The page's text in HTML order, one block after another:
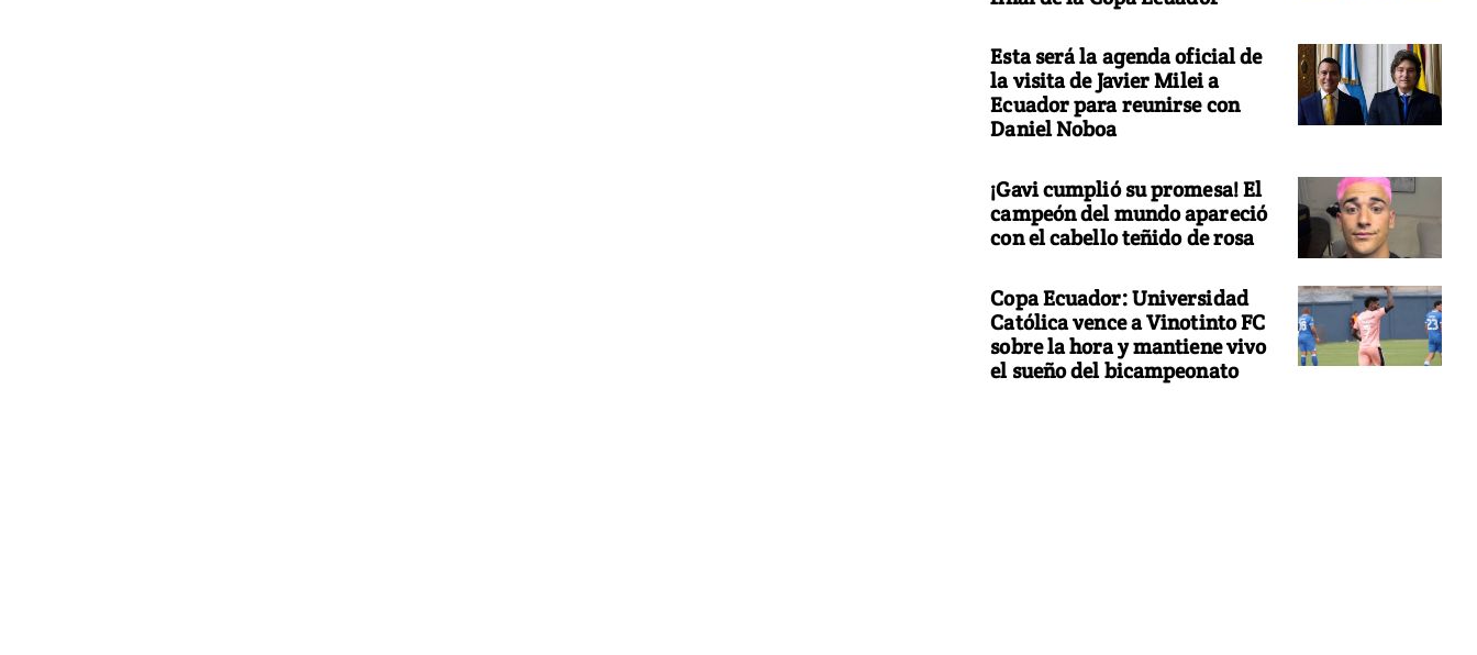
Esta será la agenda oficial de
la visita de Javier Milei a
Ecuador para reunirse con
Daniel Noboa
¡Gavi cumplió su promesa! El
campeón del mundo apareció
con el cabello teñido de rosa
Copa Ecuador: Universidad
Católica vence a Vinotinto FC
sobre la hora y mantiene vivo
el sueño del bicampeonato